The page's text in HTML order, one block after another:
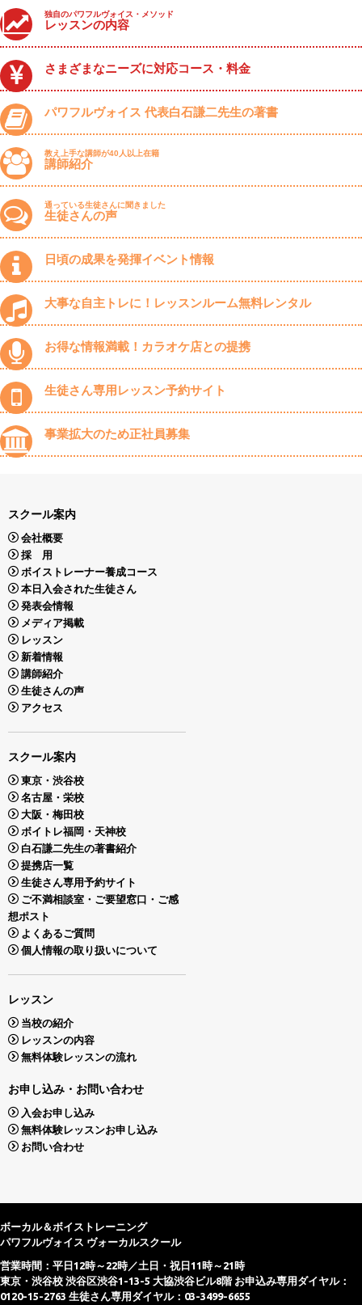
独自のパワフルヴォイス・メソッド
レッスンの内容
さまざまなニーズに対応コース・料金
パワフルヴォイス 代表白石謙二先生の著書
教え上手な講師が40人以上在籍
講師紹介
通っている生徒さんに聞きました
生徒さんの声
日頃の成果を発揮イベント情報
大事な自主トレに！レッスンルーム無料レンタル
お得な情報満載！カラオケ店との提携
生徒さん専用レッスン予約サイト
事業拡大のため正社員募集
スクール案内
会社概要
採 用
ボイストレーナー養成コース
本日入会された生徒さん
発表会情報
メディア掲載
レッスン
新着情報
講師紹介
生徒さんの声
アクセス
スクール案内
東京・渋谷校
名古屋・栄校
大阪・梅田校
ボイトレ福岡・天神校
白石謙二先生の著書紹介
提携店一覧
生徒さん専用予約サイト
ご不満相談室・ご要望窓口・ご感
想ポスト
よくあるご質問
個人情報の取り扱いについて
レッスン
当校の紹介
レッスンの内容
無料体験レッスンの流れ
お申し込み・お問い合わせ
入会お申し込み
無料体験レッスンお申し込み
お問い合わせ
ボーカル＆ボイストレーニング
パワフルヴォイス ヴォーカルスクール
営業時間：平日12時～22時／土日・祝日11時～21時
東京・渋谷校 渋谷区渋谷1-13-5 大協渋谷ビル8階 お申込み専用ダイヤル：
0120-15-2763 生徒さん専用ダイヤル：03-3499-6655